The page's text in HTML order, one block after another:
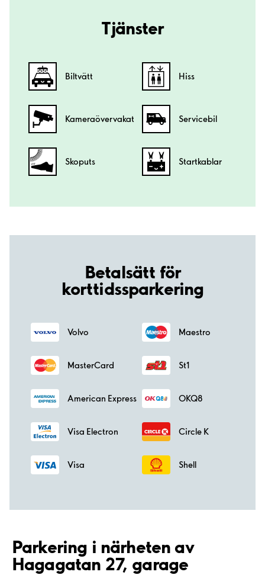
Tjänster
Biltvätt Hiss
Kamera­övervakat Servicebil
Skoputs Startkablar
Betalsätt för
korttidssparkering
Volvo Maestro
MasterCard St1
American Express OKQ8
Visa Electron Circle K
Visa Shell
Parkering i närheten av
Hagagatan 27, garage